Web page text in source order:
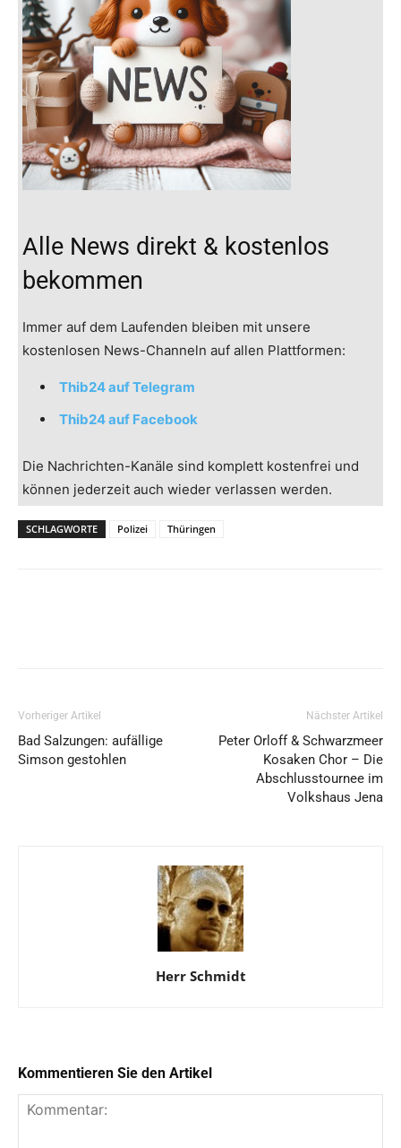
Alle News direkt & kostenlos
bekommen
Immer auf dem Laufenden bleiben mit unsere
kostenlosen News-Channeln auf allen Plattformen:
Thib24 auf Telegram
Thib24 auf Facebook
Die Nachrichten-Kanäle sind komplett kostenfrei und
können jederzeit auch wieder verlassen werden.
SCHLAGWORTE Polizei Thüringen
Vorheriger Artikel
Bad Salzungen: aufällige
Simson gestohlen
Nächster Artikel
Peter Orloff & Schwarzmeer
Kosaken Chor – Die
Abschlusstournee im
Volkshaus Jena
Herr Schmidt
Kommentieren Sie den Artikel